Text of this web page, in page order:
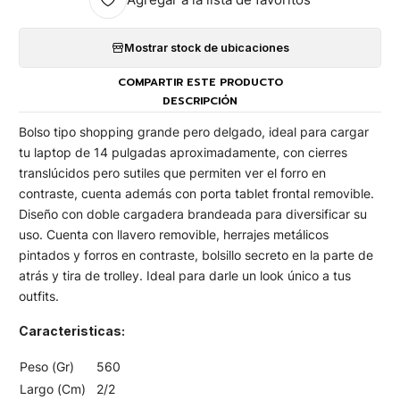
Mostrar stock de ubicaciones
COMPARTIR ESTE PRODUCTO
DESCRIPCIÓN
Bolso tipo shopping grande pero delgado, ideal para cargar
tu laptop de 14 pulgadas aproximadamente, con cierres
translúcidos pero sutiles que permiten ver el forro en
contraste, cuenta además con porta tablet frontal removible.
Diseño con doble cargadera brandeada para diversificar su
uso. Cuenta con llavero removible, herrajes metálicos
pintados y forros en contraste, bolsillo secreto en la parte de
atrás y tira de trolley. Ideal para darle un look único a tus
outfits.
Caracteristicas:
Peso (Gr)
560
Largo (Cm)
2/2